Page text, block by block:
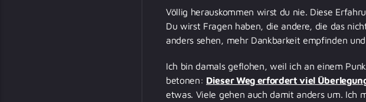
Völlig herauskommen wirst du nie. Diese
Du wirst Fragen haben, die andere, die das
anders sehen, mehr Dankbarkeit empfinden
Ich bin damals geflohen, weil ich an einem
betonen: Dieser Weg erfordert viel
etwas. Viele gehen auch damit anders um. Ich